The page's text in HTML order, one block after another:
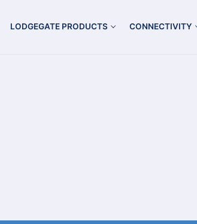
LODGEGATE PRODUCTS CONNECTIVITY